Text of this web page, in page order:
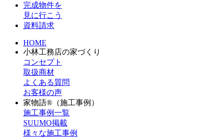
完成物件を
見に行こう
資料請求
HOME
小林工務店の家づくり
コンセプト
取扱商材
よくある質問
お客様の声
家物語®（施工事例）
施工事例一覧
SUUMO掲載
様々な施工事例